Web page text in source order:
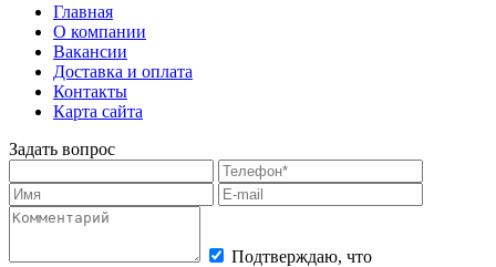
Главная
О компании
Вакансии
Доставка и оплата
Контакты
Карта сайта
Задать вопрос
Подтверждаю, что